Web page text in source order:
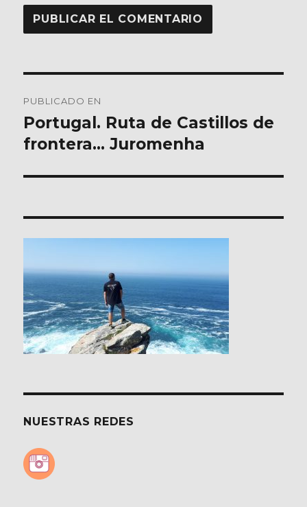
de
entradas
PUBLICADO EN
Portugal. Ruta de Castillos de
frontera… Juromenha
NUESTRAS REDES